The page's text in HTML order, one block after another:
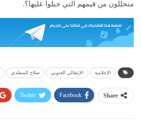
متحللون من قيمهم التي جبلوا عليها؟.
الإعلامية الإنتقالي الجنوبي صلاح السقلدي
Share
Facebook
Twitter